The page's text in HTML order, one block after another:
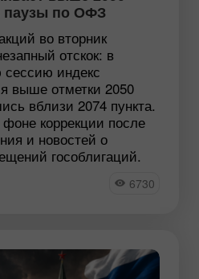
паузы по ОФЗ
во вторник
отскок: в
сессию индекс
выше отметки 2050
вблизи 2074 пункта.
коррекции после
и новостей о
гособлигаций.
6730